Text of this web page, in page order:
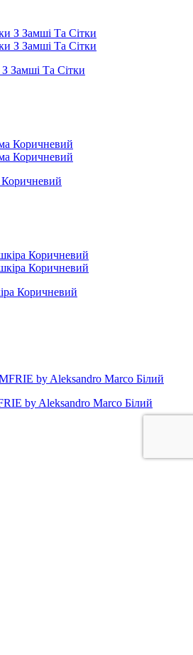
Замші Та Сітки
Коричневий
Коричневий
by Aleksandro Marco Білий